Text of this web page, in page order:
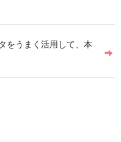
をうまく活用して、本